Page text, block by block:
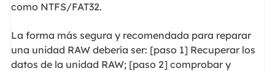
como NTFS/FAT32.
La forma más segura y recomendada para reparar
una unidad RAW debería ser: [paso 1] Recuperar los
datos de la unidad RAW; [paso 2] comprobar y